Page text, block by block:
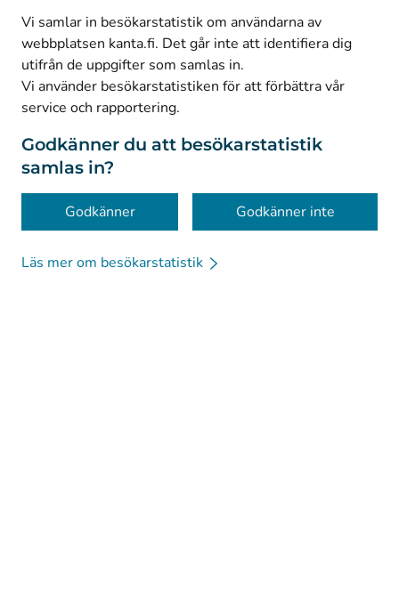
Vi samlar in besökarstatistik om användarna av
webbplatsen kanta.fi. Det går inte att identifiera dig
utifrån de uppgifter som samlas in.
Vi använder besökarstatistiken för att förbättra vår
service och rapportering.
Godkänner du att besökarstatistik
samlas in?
Godkänner Godkänner inte
Läs mer om besökarstatistik
Facebook
Avautuu uuteen välilehteen)
© Kanta-Palvelut, Kansaneläkelaitos
Dataskydd
Om webbplatsen
Tillgänglighet
Kakor